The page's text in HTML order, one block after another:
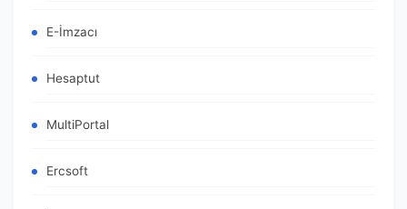
E-İmzacı
Hesaptut
MultiPortal
Ercsoft